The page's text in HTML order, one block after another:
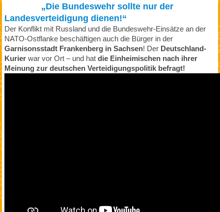
„Die Bundeswehr sollte nur der
Landesverteidigung dienen!“
Der Konflikt mit Russland und die Bundeswehr-Einsätze an der
NATO-Ostflanke beschäftigen auch die Bürger in der
Garnisonsstadt Frankenberg in Sachsen! Der Deutschland-
Kurierwar vor Ort – und hat die Einheimischen nach ihrer
Meinung zur deutschen Verteidigungspolitik befragt!